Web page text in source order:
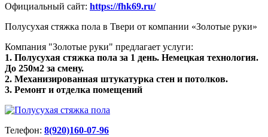
Официальный сайт: https://fhk69.ru/
Полусухая стяжка пола в Твери от компании «Золотые руки»
Компания "Золотые руки" предлагает услуги:
1. Полусухая стяжка пола за 1 день. Немецкая технология.
До 250м2 за смену.
2. Механизированная штукатурка стен и потолков.
3. Ремонт и отделка помещений
Телефон: 8(920)160-07-96